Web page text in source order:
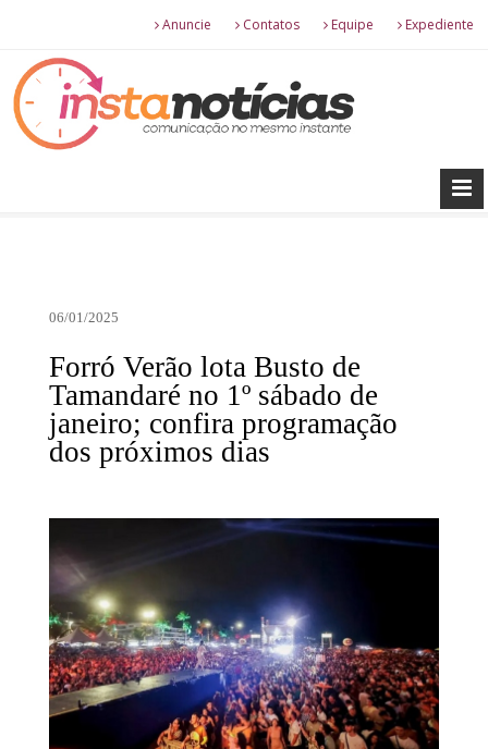
Anuncie Contatos Equipe Expediente
06/01/2025
Forró Verão lota Busto de
Tamandaré no 1º sábado de
janeiro; confira programação
dos próximos dias